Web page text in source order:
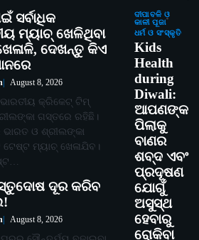
ସର୍ବାଧିକ
ମ୍ୟାଚ୍ ଖେଳିଥିବା
ଦେଖନ୍ତୁ କିଏ
August 8, 2026
କ୍ରିକେଟ୍ ଟିମ୍
ଗସ୍ତରେ ରହିଛି।
ଓ ଶ୍ରୀଲଙ୍କା
ମ୍ୟାଚ୍ ଖେଳାଯିବ।
ଦୂର କରିବ
August 8, 2026
ଦୀପାବଳି ଓ
କାଳୀ ପୂଜା
ଧର୍ମ ଓ ସଂସ୍କୃତି
Kids
Health
during
Diwali:
ଆପଣଙ୍କ
ପିଲାକୁ
ବାଣର
ଶବ୍ଦ ଏବଂ
ପ୍ରଦୂଷଣ
ଯୋଗୁଁ
ଅସୁସ୍ଥ
ହେବାରୁ
ରୋକିବା